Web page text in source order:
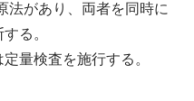
法があり、両者を同時に
る。
量検査を施行する。